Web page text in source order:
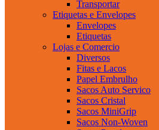
Transportar
Etiquetas e Envelopes
Envelopes
Etiquetas
Lojas e Comercio
Diversos
Fitas e Lacos
Papel Embrulho
Sacos Auto Servico
Sacos Cristal
Sacos MiniGrip
Sacos Non-Woven